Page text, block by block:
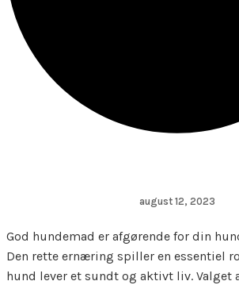
august 12, 2023
God hundemad er afgørende for din
Den rette ernæring spiller en essentiel
hund lever et sundt og aktivt liv. Valget